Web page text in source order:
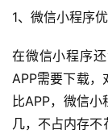
1、微信小程序
在微信小程序
APP需要下载，
比APP，微信
几，不占内存不